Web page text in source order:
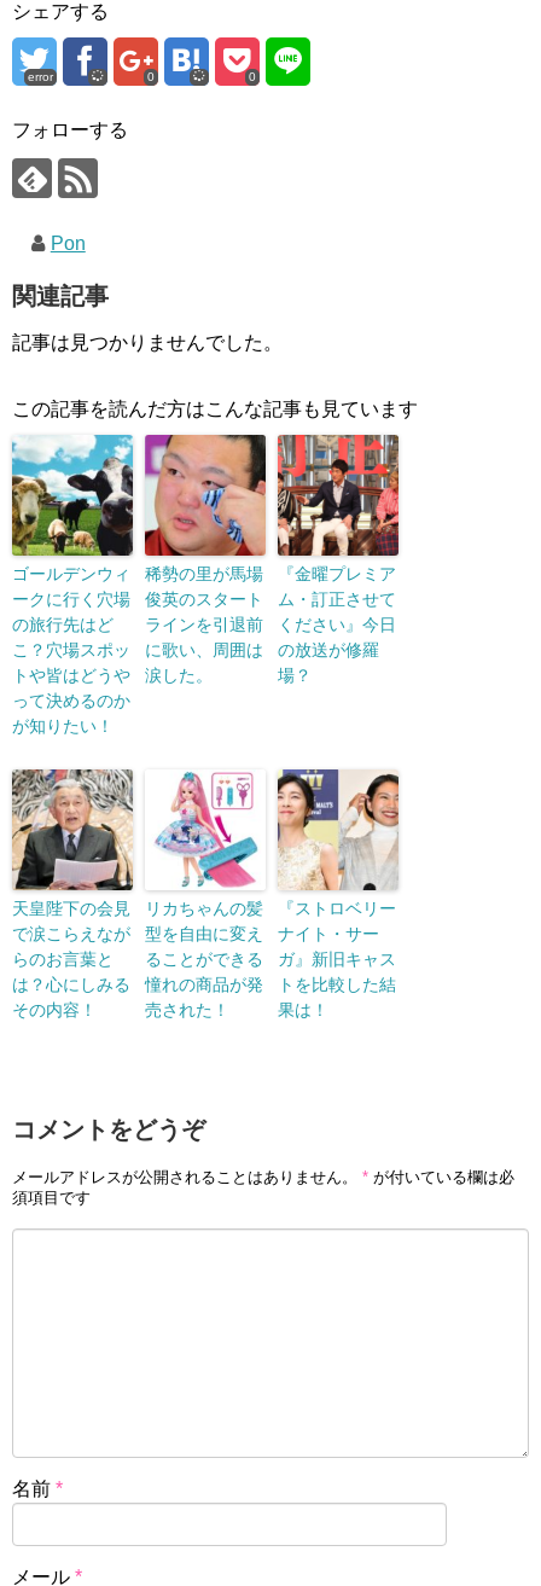
シェアする
error 0 0
フォローする
Pon
関連記事
記事は見つかりませんでした。
この記事を読んだ方はこんな記事も見ています
ゴールデンウィ
ークに行く穴場
の旅行先はど
こ？穴場スポッ
トや皆はどうや
って決めるのか
が知りたい！
稀勢の里が馬場
俊英のスタート
ラインを引退前
に歌い、周囲は
涙した。
『金曜プレミア
ム・訂正させて
ください』今日
の放送が修羅
場？
天皇陛下の会見
で涙こらえなが
らのお言葉と
は？心にしみる
その内容！
リカちゃんの髪
型を自由に変え
ることができる
憧れの商品が発
売された！
『ストロベリー
ナイト・サー
ガ』新旧キャス
トを比較した結
果は！
コメントをどうぞ
メールアドレスが公開されることはありません。 * が付いている欄は必
須項目です
名前 *
メール *